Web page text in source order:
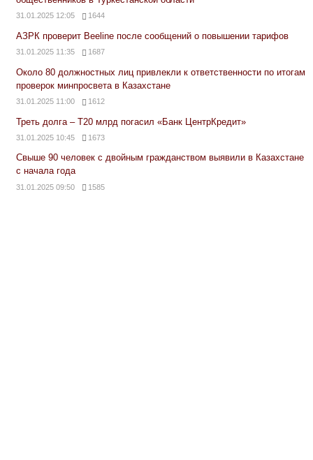
31.01.2025 12:05 1644
АЗРК проверит Beeline после сообщений о повышении тарифов
31.01.2025 11:35 1687
Около 80 должностных лиц привлекли к ответственности по итогам
проверок минпросвета в Казахстане
31.01.2025 11:00 1612
Треть долга – Т20 млрд погасил «Банк ЦентрКредит»
31.01.2025 10:45 1673
Свыше 90 человек с двойным гражданством выявили в Казахстане
с начала года
31.01.2025 09:50 1585